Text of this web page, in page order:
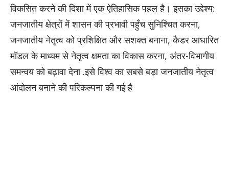
विकसित करने की दिशा में एक ऐतिहासिक पहल है। इसका उद्देश्य:
जनजातीय क्षेत्रों में शासन की प्रभावी पहुँच सुनिश्चित करना,
जनजातीय नेतृत्व को प्रशिक्षित और सशक्त बनाना, कैडर आधारित
मॉडल के माध्यम से नेतृत्व क्षमता का विकास करना, अंतर-विभागीय
समन्वय को बढ़ावा देना .इसे विश्व का सबसे बड़ा जनजातीय नेतृत्व
आंदोलन बनाने की परिकल्पना की गई है